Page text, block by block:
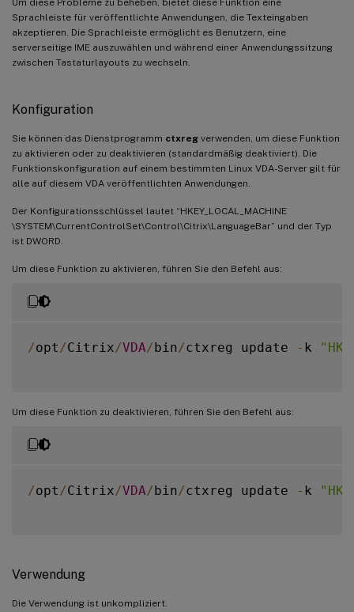
Sprachleiste für veröffentlichte Anwendungen, die Texteingaben
akzeptieren. Die Sprachleiste ermöglicht es Benutzern, eine
serverseitige IME auszuwählen und während einer Anwendungssitzung
zwischen Tastaturlayouts zu wechseln.
Konfiguration
Sie können das Dienstprogramm ctxreg verwenden, um diese Funktion
zu aktivieren oder zu deaktivieren (standardmäßig deaktiviert). Die
Funktionskonfiguration auf einem bestimmten Linux VDA-Server gilt für
alle auf diesem VDA veröffentlichten Anwendungen.
Der Konfigurationsschlüssel lautet “HKEY_LOCAL_MACHINE
\SYSTEM\CurrentControlSet\Control\Citrix\LanguageBar” und der Typ
ist DWORD.
Um diese Funktion zu aktivieren, führen Sie den Befehl aus:
/opt /Citrix/VDA/bin/ctxreg update - k
Um diese Funktion zu deaktivieren, führen Sie den Befehl aus:
/opt /Citrix/VDA/bin/ctxreg update - k
Verwendung
Die Verwendung ist unkompliziert.